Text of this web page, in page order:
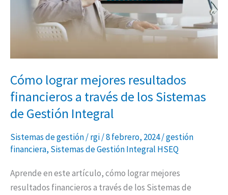
Cómo lograr mejores resultados
financieros a través de los Sistemas
de Gestión Integral
Sistemas de gestión/rgi/8 febrero, 2024/gestión
financiera, Sistemas de Gestión Integral HSEQ
Aprende en este artículo, cómo lograr mejores
resultados financieros a través de los Sistemas de
Gestión
Integral